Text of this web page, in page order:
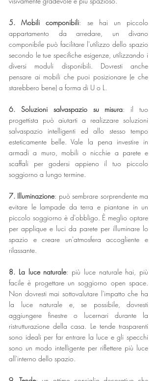
5. Mobili componibili: se hai un piccolo
appartamento da arredare, un divano
componibile può facilitare l'utilizzo dello spazio
secondo le tue specifiche esigenze, utilizzando i
diversi moduli disponibili. Dovresti anche
pensare ai mobili che puoi posizionare (e che
starebbero bene) a forma di U o L.
6. Soluzioni salvaspazio su misura: il tuo
progettista può aiutarti a realizzare soluzioni
salvaspazio intelligenti ed allo stesso tempo
esteticamente belle. Vale la pena investire in
armadi a muro, mobili o nicchie a parete e
scaffali per godersi appieno il tuo piccolo
soggiorno a lungo termine.
7. Illuminazione: può sembrare sorprendente ma
evitare le lampade da terra e piantane in un
piccolo soggiorno è d'obbligo. È meglio optare
per applique e luci da parete per illuminare lo
spazio e creare un'atmosfera accogliente e
rilassante.
8. La luce naturale: più luce naturale hai, più
facile è progettare un soggiorno open space.
Non dovresti mai sottovalutare l'impatto che ha
la luce naturale e, se possibile, dovresti
aggiungere finestre o lucernari durante la
ristrutturazione della casa. Le tende trasparenti
sono ideali per far entrare la luce e gli specchi
sono un modo intelligente per riflettere più luce
all'interno dello spazio.